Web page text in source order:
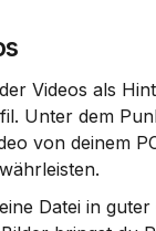
Videos als
Unter dem
von deinem
Datei in